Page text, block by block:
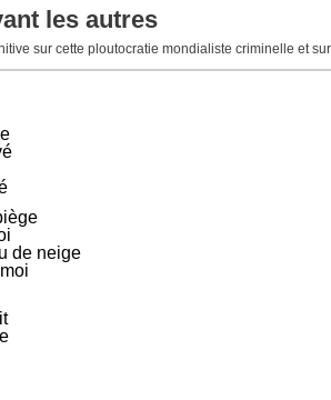
les autres
sur cette ploutocratie mondialiste criminelle et
de neige